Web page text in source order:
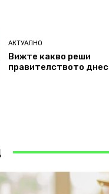
АКТУАЛНО
Вижте какво реши
правителството днес